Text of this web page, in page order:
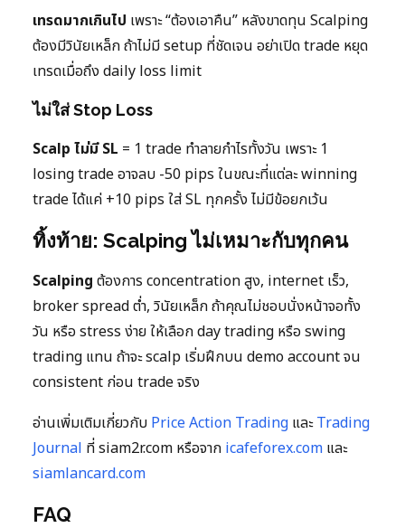
เทรดมากเกินไป เพราะ “ต้องเอาคืน” หลังขาดทุน Scalping
ต้องมีวินัยเหล็ก ถ้าไม่มี setup ที่ชัดเจน อย่าเปิด trade หยุด
เทรดเมื่อถึง daily loss limit
ไม่ใส่ Stop Loss
Scalp ไม่มี SL = 1 trade ทำลายกำไรทั้งวัน เพราะ 1
losing trade อาจลบ -50 pips ในขณะที่แต่ละ winning
trade ได้แค่ +10 pips ใส่ SL ทุกครั้ง ไม่มีข้อยกเว้น
ทิ้งท้าย: Scalping ไม่เหมาะกับทุกคน
Scalping ต้องการ concentration สูง, internet เร็ว,
broker spread ต่ำ, วินัยเหล็ก ถ้าคุณไม่ชอบนั่งหน้าจอทั้ง
วัน หรือ stress ง่าย ให้เลือก day trading หรือ swing
trading แทน ถ้าจะ scalp เริ่มฝึกบน demo account จน
consistent ก่อน trade จริง
อ่านเพิ่มเติมเกี่ยวกับ Price Action Trading และTrading
Journal ที่ siam2r.com หรือจาก icafeforex.com และ
siamlancard.com
FAQ